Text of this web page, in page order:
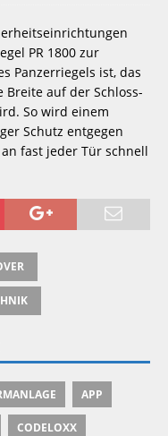
PR 1800 zur
Panzerriegels ist, das
auf der Schloss-
So wird einem
Schutz entgegen
fast jeder Tür schnell
APP
CODELOXX